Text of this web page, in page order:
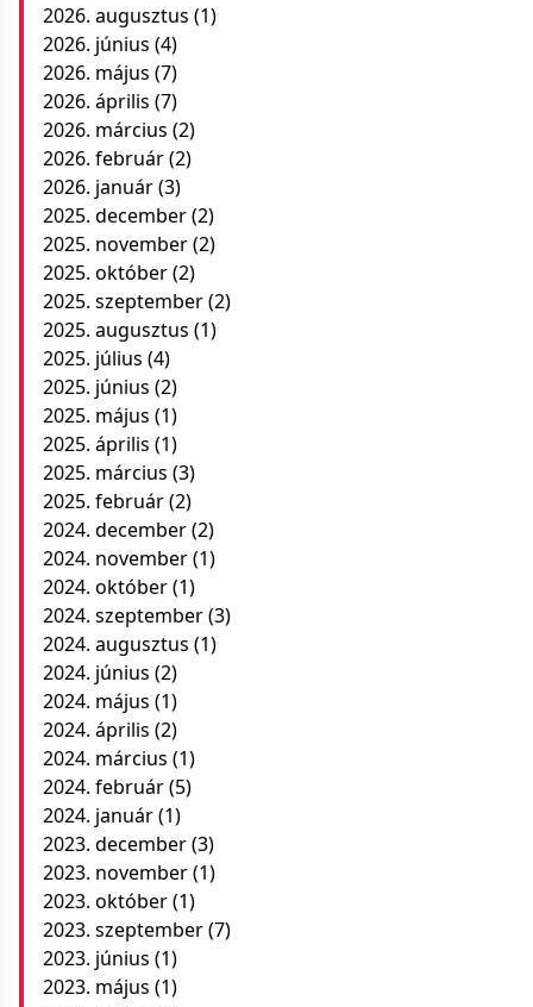
2026. augusztus (1)
2026. június (4)
2026. május (7)
2026. április (7)
2026. március (2)
2026. február(2)
2026. január(3)
2025. december(2)
2025. november(2)
2025. október(2)
2025. szeptember(2)
2025. augusztus (1)
2025. július (4)
2025. június (2)
2025. május (1)
2025. április (1)
2025. március (3)
2025. február(2)
2024. december(2)
2024. november(1)
2024. október(1)
2024. szeptember(3)
2024. augusztus (1)
2024. június (2)
2024. május (1)
2024. április (2)
2024. március (1)
2024. február(5)
2024. január(1)
2023. december(3)
2023. november(1)
2023. október(1)
2023. szeptember(7)
2023. június (1)
2023. május (1)